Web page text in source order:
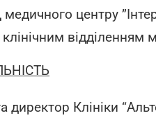
центру
клінічним відділенням
директор Клініки